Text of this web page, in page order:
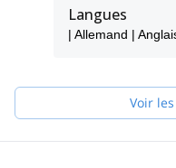
par notre équipe de
drogués de l'adrénaline -
plan et nous nous
Nous sommes très fiers
reviennent et nous serions
roche, la neige ou la glace !
Langues
| Allemand |
Voir